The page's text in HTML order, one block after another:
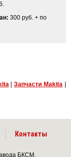
300 руб. + по
|Запчасти Makita
Контакты
БКСМ,